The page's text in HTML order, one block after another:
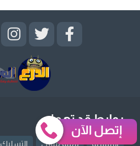
روابط قد تهمك
الرئيسية ترميم منازل التسليك
إتصل الآن